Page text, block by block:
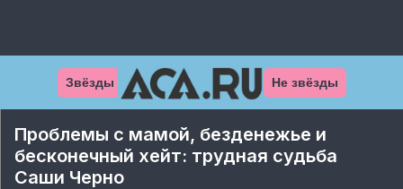
Звёзды Не звёзды
Проблемы с мамой, безденежье и
бесконечный хейт: трудная судьба
Саши Черно